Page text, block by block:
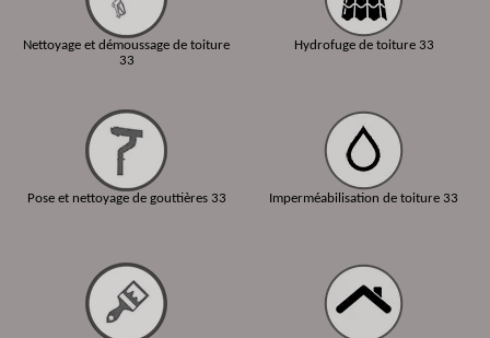
Nettoyage et démoussage de toiture
33
Pose et nettoyage de gouttières 33
Hydrofuge de toiture 33
Imperméabilisation de toiture 33